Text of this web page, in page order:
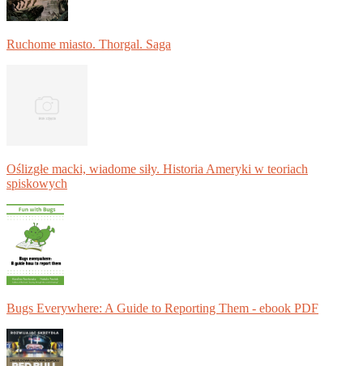
Ruchome miasto. Thorgal. Saga
Oślizgłe macki, wiadome siły. Historia Ameryki w teoriach
spiskowych
Bugs Everywhere: A Guide to Reporting Them - ebook PDF